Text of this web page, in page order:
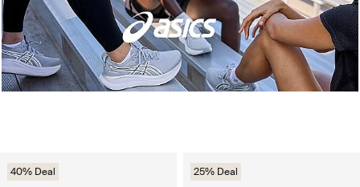
40% Deal 25% Deal